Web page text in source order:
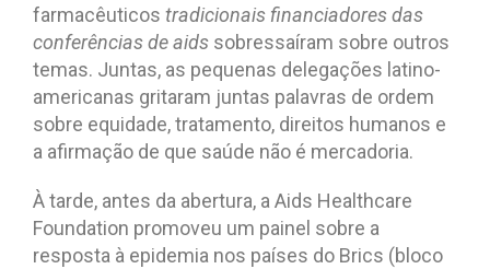
farmacêuticos tradicionais financiadores das
conferências de aids sobressaíram sobre outros
temas. Juntas, as pequenas delegações latino-
americanas gritaram juntas palavras de ordem
sobre equidade, tratamento, direitos humanos e
a afirmação de que saúde não é mercadoria.
À tarde, antes da abertura, a Aids Healthcare
Foundation promoveu um painel sobre a
resposta à epidemia nos países do Brics (bloco